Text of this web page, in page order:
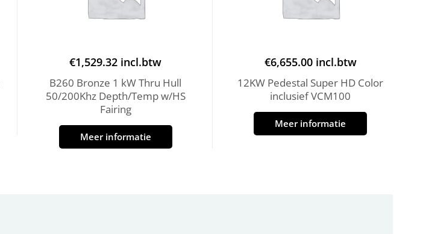
€1,529.32 incl.btw
B260 Bronze 1 kW Thru Hull
50/200Khz Depth/Temp w/HS
Fairing
Meer informatie
€6,655.00 incl.btw
12KW Pedestal Super HD Color
inclusief VCM100
Meer informatie